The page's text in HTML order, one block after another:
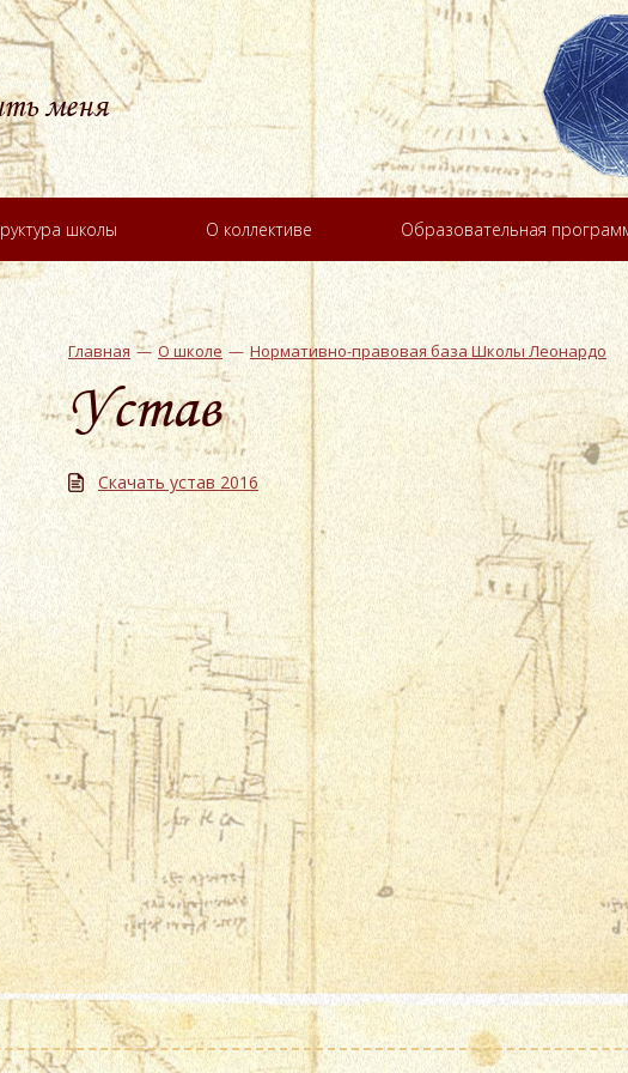
меня
школы О коллективе Образовательная
Главная О школе Нормативно-правовая база Школы Леонардо
Устав
Скачать устав 2016